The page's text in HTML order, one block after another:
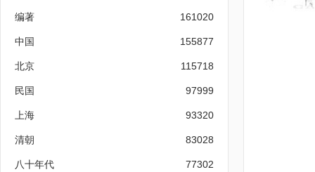
编著 161020
中国 155877
北京 115718
民国 97999
上海 93320
清朝 83028
八十年代 77302